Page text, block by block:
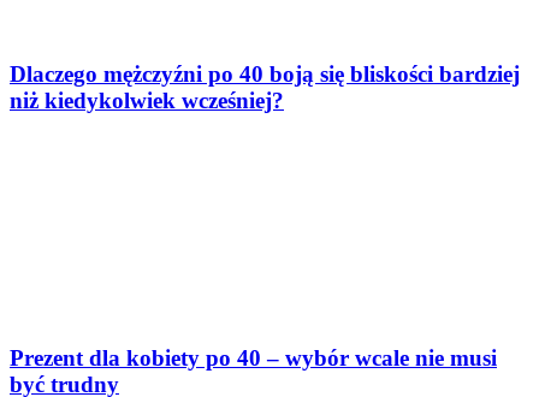
Dlaczego mężczyźni po 40 boją się bliskości bardziej
niż kiedykolwiek wcześniej?
Prezent dla kobiety po 40 – wybór wcale nie musi
być trudny